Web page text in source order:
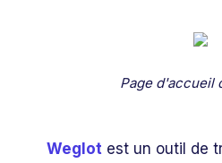
Page d'accueil
Weglot est un outil de